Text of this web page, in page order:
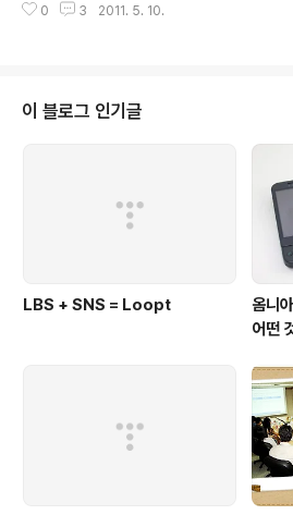
랫폼 등이 재구성되는 것으로 정의했습니다. 반면,
년 전부터 주목해야 한다라고 말하던 키워드인 "클
라우드에 대한 관심은 최고조에 올랐다. (마치 PDA
과연 클라우드는 스마트폰과 같이 뜨는 기술일까?
그저 PDA처럼 한 때 주목받을 광풍에 불과한 것일
내용을 담고 있다. 그것도 클라우드에 담긴 서비스,
스적인 통찰과 함께 기술적인 사항까..
0 3 2011. 5. 10.
이 블로그 인기글
LBS + SNS = Loopt
옴니
어떤